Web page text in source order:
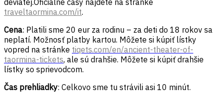
traveltaormina.com/it.
Cena: Platili sme 20 eur za rodinu – za deti do 18 rokov sa
neplatí. Možnosť platby kartou. Môžete si kúpiť lístky
vopred na stránke tiqets.com/en/ancient-theater-of-
taormina-tickets, ale sú drahšie. Môžete si kúpiť drahšie
lístky so sprievodcom.
Čas prehliadky: Celkovo sme tu strávili asi 10 minút.